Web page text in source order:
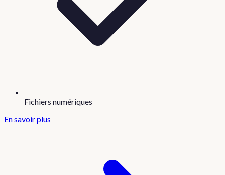
Fichiers numériques
En savoir plus